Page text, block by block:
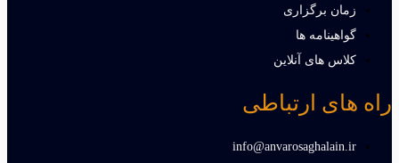
زمان برگزاری
گواهینامه ها
کلاس های آنلاین
راه های ارتباطی
info@anvarosaghalain.ir​